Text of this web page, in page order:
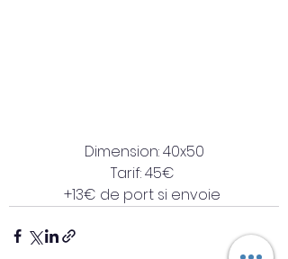
Dimension: 40x50
Tarif: 45€
+13€ de port si envoie